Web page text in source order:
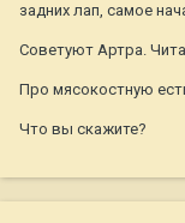
задних лап, самое
Советуют Артра.
Про мясокостную
Что вы скажите?